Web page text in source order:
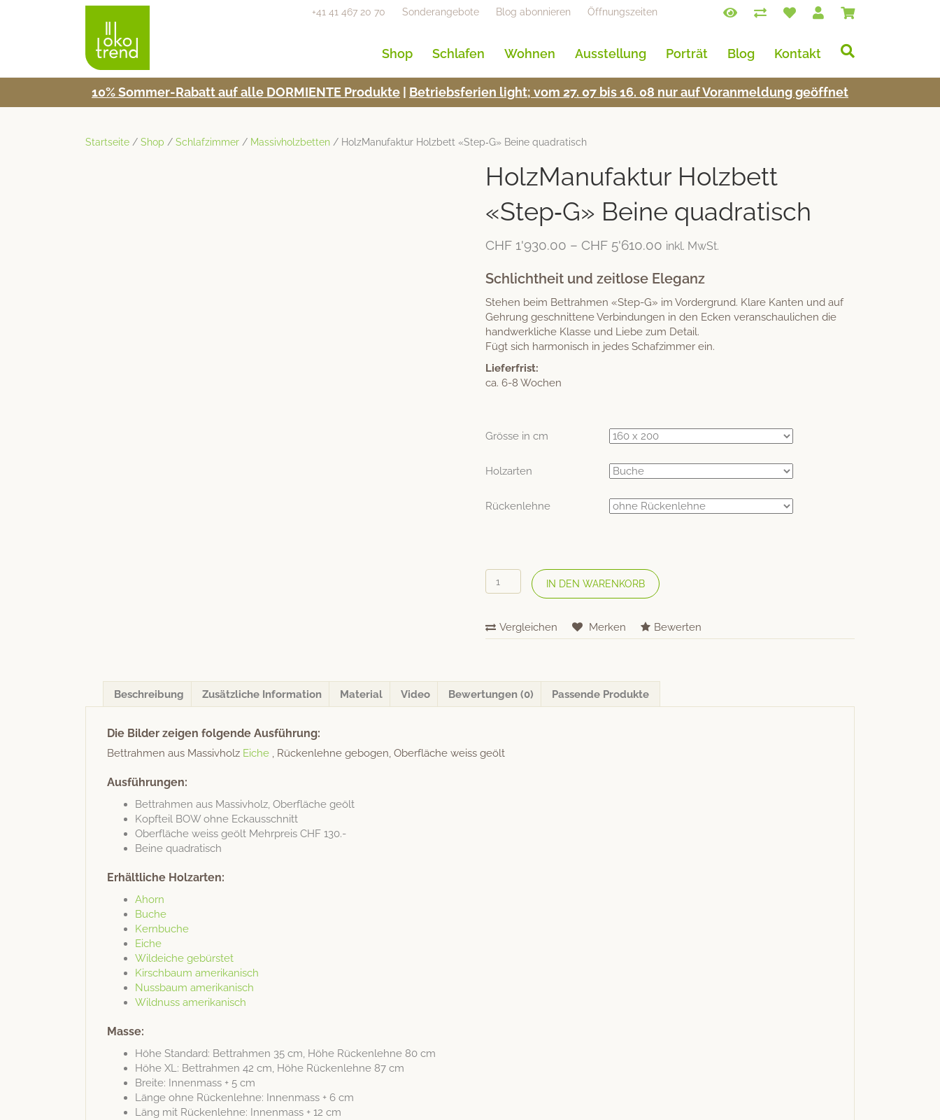
+41 41 467 20 70 Sonderangebote Blog abonnieren Öffnungszeiten
Shop Schlafen Wohnen Ausstellung Porträt Blog Kontakt
10% Som­mer-Rabatt auf alle DORMIENTE Pro­duk­te Betrieb­s­fe­rien light; vom 27. 07 bis 16. 08 nur auf Voran­mel­dung geöffnet
Startseite / Shop / Schlafzimmer / Massivholzbetten / HolzManufaktur Holzbett «Step‑G» Beine quadratisch
HolzManufaktur Holzbett
«Step‑G» Beine quadratisch
CHF 1'930.00 – CHF 5'610.00 inkl. MwSt.
Schlichtheit und zeitlose Eleganz
Stehen beim Bettrahmen «Step-G» im Vordergrund. Klare Kanten und auf
Gehrung geschnittene Verbindungen in den Ecken veranschaulichen die
handwerkliche Klasse und Liebe zum Detail.
Fügt sich harmonisch in jedes Schafzimmer ein.
Lieferfrist:
ca. 6-8 Wochen
Grösse in cm
Holzarten
Rückenlehne
HolzManufaktur
Holzbett
G»
Beine
IN DEN WARENKORB
Vergleichen Merken Bewerten
Beschreibung Zusätzliche Information Material Video Bewertungen (0) Passende Produkte
Die Bilder zeigen folgende Ausführung:
Bet­trah­men aus Mas­sivholz Eiche , Rück­en­lehne gebo­gen, Ober­fläche weiss geölt
Ausführungen:
Bet­trah­men aus Mas­sivholz, Ober­fläche geölt
Kopfteil BOW ohne Eckausschnitt
Ober­fläche weiss geölt Mehrpreis CHF 130.-
Beine qua­dratisch
Erhältliche Holzarten:
Ahorn
Buche
Kern­buche
Eiche
Wilde­iche gebürstet
Kirschbaum amerikanisch
Nuss­baum amerikanisch
Wild­nuss amerikanisch
Masse:
Höhe Stan­dard: Bet­trah­men 35 cm, Höhe Rück­en­lehne 80 cm
Höhe XL: Bet­trah­men 42 cm, Höhe Rück­en­lehne 87 cm
Bre­ite: Innen­mass + 5 cm
Länge ohne Rück­en­lehne: Innen­mass + 6 cm
Läng mit Rück­en­lehne: Innen­mass + 12 cm